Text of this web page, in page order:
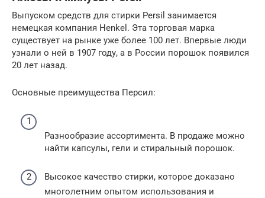
Выпуском средств для стирки Persil занимается
немецкая компания Henkel. Эта торговая марка
существует на рынке уже более 100 лет. Впервые люди
узнали о ней в 1907 году, а в России порошок появился
20 лет назад.
Основные преимущества Персил:
Разнообразие ассортимента. В продаже можно
найти капсулы, гели и стиральный порошок.
Высокое качество стирки, которое доказано
многолетним опытом использования и